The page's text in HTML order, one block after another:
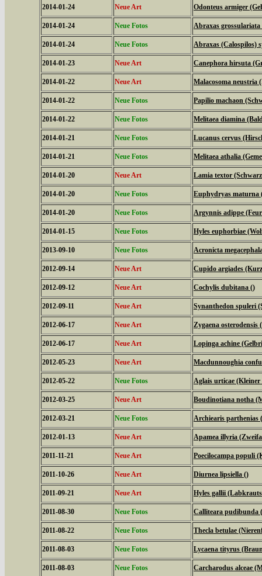
2014-01-24 Neue Art Odonteus armiger
2014-01-24 Neue Fotos Abraxas grossulariata
2014-01-24 Neue Fotos Abraxas (Calospilos)
2014-01-23 Neue Art Canephora hirsuta
2014-01-22 Neue Art Malacosoma neustria
2014-01-22 Neue Fotos Papilio machaon
2014-01-22 Neue Fotos Melitaea diamina
2014-01-21 Neue Fotos Lucanus cervus
2014-01-21 Neue Fotos Melitaea athalia
2014-01-20 Neue Art Lamia textor
2014-01-20 Neue Fotos Euphydryas maturna
2014-01-20 Neue Fotos Argynnis adippe
2014-01-15 Neue Fotos Hyles euphorbiae
2013-09-10 Neue Fotos Acronicta
2012-09-14 Neue Art Cupido argiades
2012-09-12 Neue Art Cochylis dubitana ()
2012-09-11 Neue Art Synanthedon spuleri
2012-06-17 Neue Art Zygaena
2012-06-17 Neue Art Lopinga achine
2012-05-23 Neue Art Macdunnoughia
2012-05-22 Neue Fotos Aglais urticae (Kleiner
2012-03-25 Neue Art Boudinotiana notha
2012-03-21 Neue Fotos Archiearis
2012-01-13 Neue Art Apamea illyria
2011-11-21 Neue Art Poecilocampa populi
2011-10-26 Neue Art Diurnea lipsiella ()
2011-09-21 Neue Art Hyles gallii
2011-08-30 Neue Fotos Calliteara pudibunda
2011-08-22 Neue Fotos Thecla betulae
2011-08-03 Neue Fotos Lycaena tityrus
2011-08-03 Neue Fotos Carcharodus alceae